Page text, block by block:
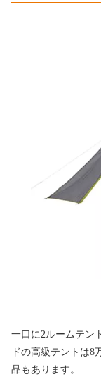
一口に2ルームテン
ドの高級テントは
品もあります。